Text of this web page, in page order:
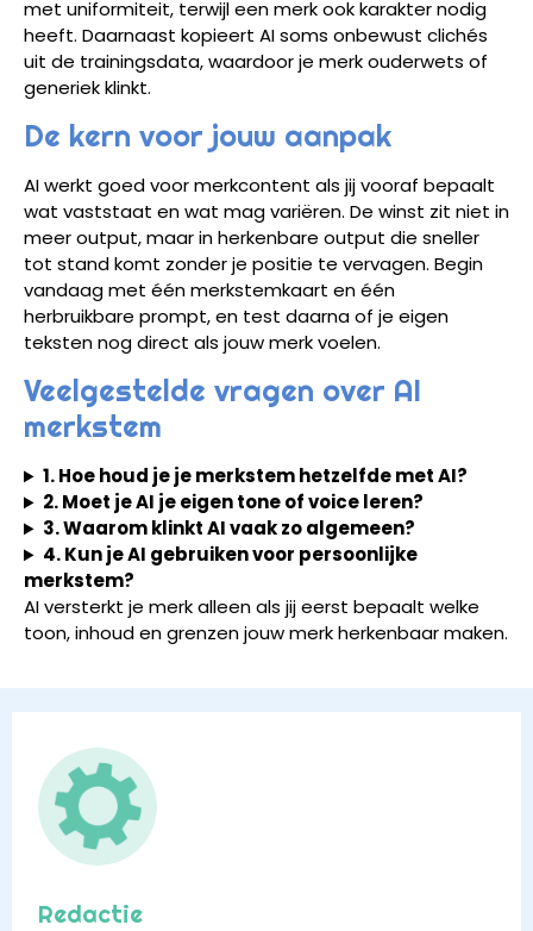
met uniformiteit, terwijl een merk ook karakter nodig
heeft. Daarnaast kopieert AI soms onbewust clichés
uit de trainingsdata, waardoor je merk ouderwets of
generiek klinkt.
De kern voor jouw aanpak
AI werkt goed voor merkcontent als jij vooraf bepaalt
wat vaststaat en wat mag variëren. De winst zit niet in
meer output, maar in herkenbare output die sneller
tot stand komt zonder je positie te vervagen. Begin
vandaag met één merkstemkaart en één
herbruikbare prompt, en test daarna of je eigen
teksten nog direct als jouw merk voelen.
Veelgestelde vragen over AI
merkstem
1. Hoe houd je je merkstem hetzelfde met AI?
2. Moet je AI je eigen tone of voice leren?
3. Waarom klinkt AI vaak zo algemeen?
4. Kun je AI gebruiken voor persoonlijke
merkstem?
AI versterkt je merk alleen als jij eerst bepaalt welke
toon, inhoud en grenzen jouw merk herkenbaar maken.
Redactie